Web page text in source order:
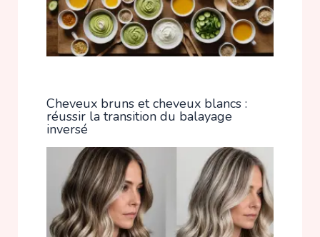
Cheveux bruns et cheveux blancs :
réussir la transition du balayage
inversé